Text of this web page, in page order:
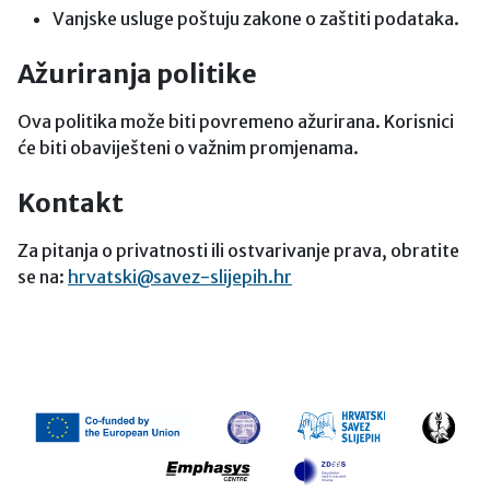
Vanjske usluge poštuju zakone o zaštiti podataka.
Ažuriranja politike
Ova politika može biti povremeno ažurirana. Korisnici
će biti obaviješteni o važnim promjenama.
Kontakt
Za pitanja o privatnosti ili ostvarivanje prava, obratite
se na: hrvatski@savez-slijepih.hr